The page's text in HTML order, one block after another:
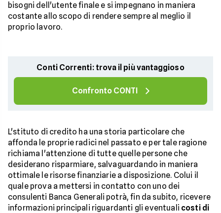
bisogni dell'utente finale e si impegnano in maniera
costante allo scopo di rendere sempre al meglio il
proprio lavoro.
Conti Correnti: trova il più vantaggioso
Confronto CONTI
L'stituto di credito ha una storia particolare che
affonda le proprie radici nel passato e per tale ragione
richiama l'attenzione di tutte quelle persone che
desiderano risparmiare, salvaguardando in maniera
ottimale le risorse finanziarie a disposizione. Colui il
quale prova a mettersi in contatto con uno dei
consulenti Banca Generali potrà, fin da subito, ricevere
informazioni principali riguardanti gli eventuali costi di